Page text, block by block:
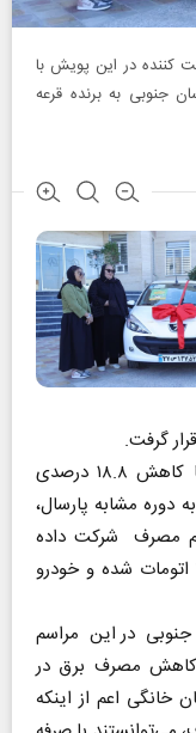
کننده در این پویش با
جنوبی به برنده قرعه
خانواده بیرجندی خوش مصرف برق که با کاهش ۱۸.۸ درصدی
مشابه پارسال،
مصرف شرکت داده
شده بودند؛ برنده یک دستگاه خودرو ۲۰۷ اتومات شده و خودرو
جنوبی در این مراسم
کاهش مصرف برق در
اعم از اینکه